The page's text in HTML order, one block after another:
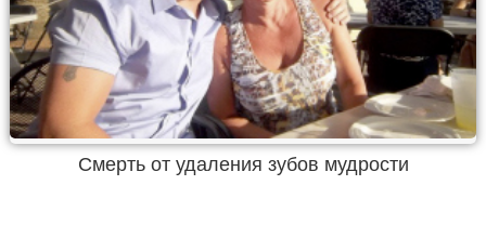
Смерть от удаления зубов мудрости